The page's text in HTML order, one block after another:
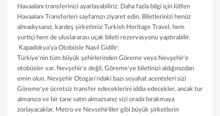
Havaalanı transferinizi ayarlayabiliriz. Daha fazla bilgi için lütfen
Havaalanı Transferleri sayfamızı ziyaret edin. Biletlerinizi henüz
almadıysanız, kardeş şirketimiz Turkish Heritage Travel, hem
yurtiçi hem de uluslararası uçak bileti rezervasyonu yaptırabilir.
Kapadokya'ya Otobüsle Nasıl Gidilir:
Türkiye'nin tüm büyük şehirlerinden Göreme veya Nevşehir'e
otobüsler var. Nevşehir'e değil, Göreme'ye biletinizi aldığınızdan
emin olun. Nevşehir Otogarı'ndaki bazı seyahat acenteleri sizi
Göreme'ye ücretsiz transfer edeceklerini iddia edecekler, ancak tur
almanıza ve bir tane satın almazsanız sizi orada bırakmaya
zorlayacaklar. Metro ve Nevsehirliler gibi büyük şirketlerin